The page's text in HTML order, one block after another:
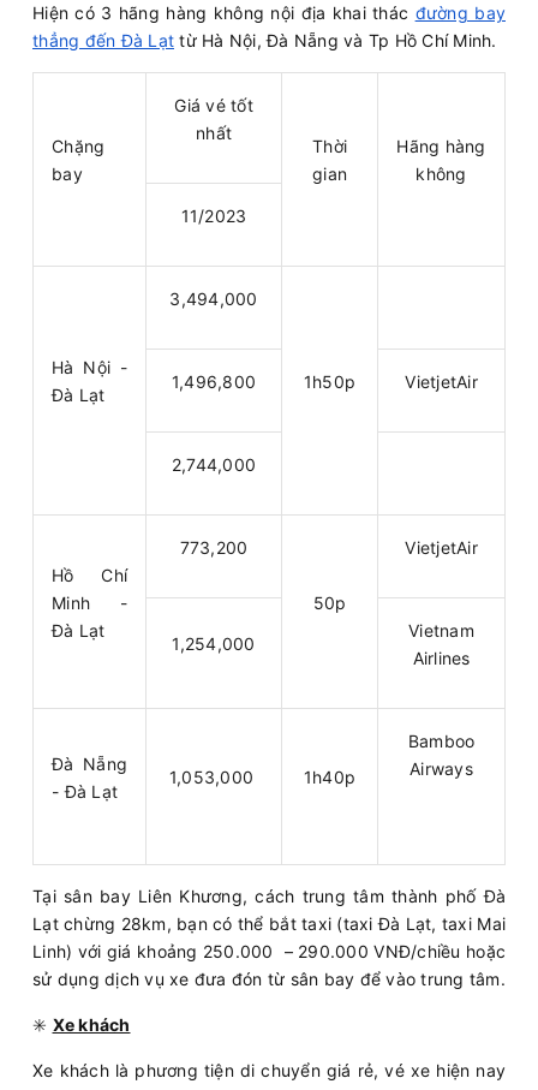
Hiện có 3 hãng hàng không nội địa khai thác đường bay
thẳng đến Đà Lạt từ Hà Nội, Đà Nẵng và Tp Hồ Chí Minh.
Chặng
bay
Giá vé tốt
nhất
Thời
gian
Hãng hàng
không
11/2023
Hà Nội -
Đà Lạt
3,494,000
1h50p
1,496,800 VietjetAir
2,744,000
Hồ Chí
Minh -
Đà Lạt
773,200
50p
VietjetAir
1,254,000
Vietnam
Airlines
Đà Nẵng
- Đà Lạt
1,053,000 1h40p
Bamboo
Airways
Tại sân bay Liên Khương, cách trung tâm thành phố Đà
Lạt chừng 28km, bạn có thể bắt taxi (taxi Đà Lạt, taxi Mai
Linh) với giá khoảng 250.000 – 290.000 VNĐ/chiều hoặc
sử dụng dịch vụ xe đưa đón từ sân bay để vào trung tâm.
✳️ Xe khách
Xe khách là phương tiện di chuyển giá rẻ, vé xe hiện nay